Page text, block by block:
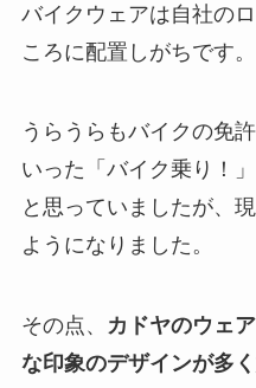
バイクウェアは自社の
ころに配置しがちです。
うらうらもバイクの免
いった「バイク乗り！
と思っていましたが、
ようになりました。
その点、
カドヤのウェ
な印象のデザインが多